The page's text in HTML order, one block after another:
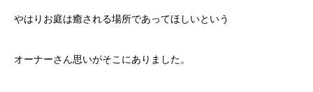
やはりお庭は癒される場所であってほしいという
オーナーさん思いがそこにありました。